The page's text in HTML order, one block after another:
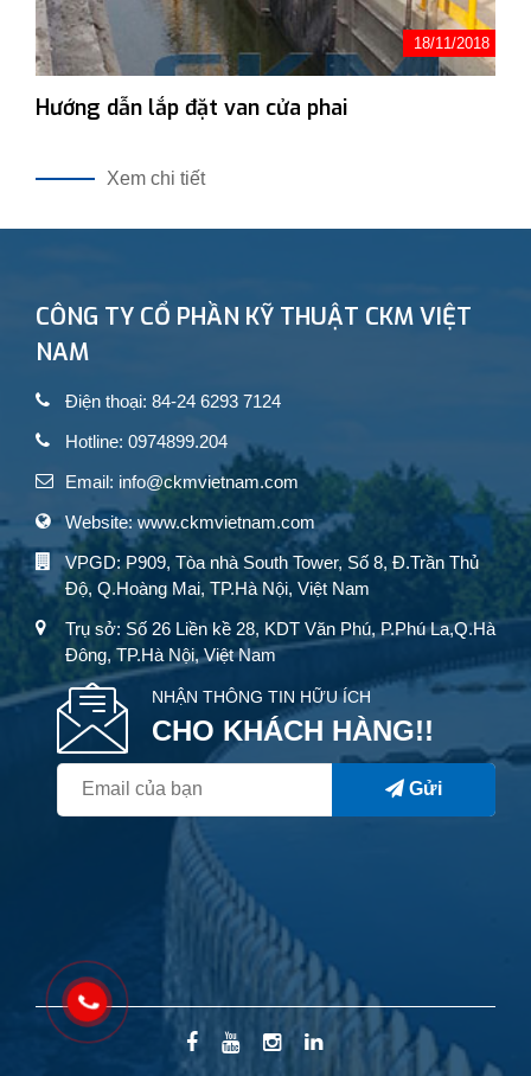
18/11/2018
Hướng dẫn lắp đặt van cửa phai
Xem chi tiết
CÔNG TY CỔ PHẦN KỸ THUẬT CKM VIỆT
NAM
Điện thoại: 84-24 6293 7124
Hotline: 0974899.204
Email: info@ckmvietnam.com
Website: www.ckmvietnam.com
VPGD: P909, Tòa nhà South Tower, Số 8, Đ.Trần Thủ
Độ, Q.Hoàng Mai, TP.Hà Nội, Việt Nam
Trụ sở: Số 26 Liền kề 28, KDT Văn Phú, P.Phú La,Q.Hà
Đông, TP.Hà Nội, Việt Nam
NHẬN THÔNG TIN HỮU ÍCH
CHO KHÁCH HÀNG!!
Gửi